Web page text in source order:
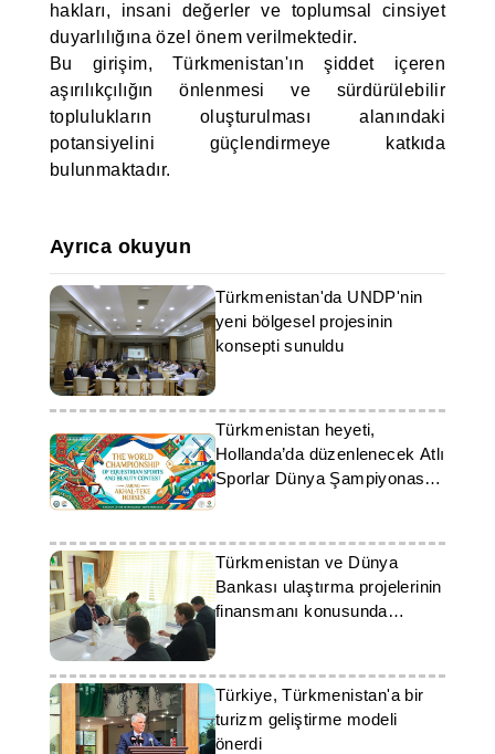
hakları, insani değerler ve toplumsal cinsiyet
duyarlılığına özel önem verilmektedir.
Bu girişim, Türkmenistan'ın şiddet içeren
aşırılıkçılığın önlenmesi ve sürdürülebilir
toplulukların oluşturulması alanındaki
potansiyelini güçlendirmeye katkıda
bulunmaktadır.
Ayrıca okuyun
Türkmenistan'da UNDP'nin
yeni bölgesel projesinin
konsepti sunuldu
Türkmenistan heyeti,
Hollanda’da düzenlenecek Atlı
Sporlar Dünya Şampiyonası
için sahayı hazırlıyor
Türkmenistan ve Dünya
Bankası ulaştırma projelerinin
finansmanı konusunda
Türkiye, Türkmenistan'a bir
turizm geliştirme modeli
önerdi